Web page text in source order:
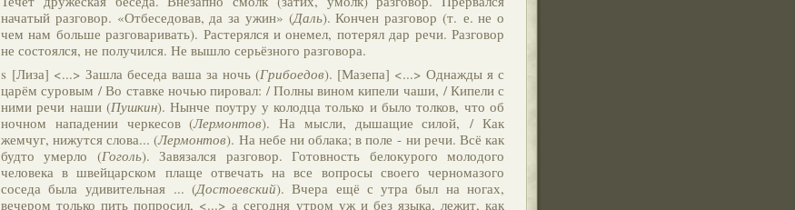
начатый разговор. «Отбеседовав, да за ужин» (Даль). Кончен разговор (т. е. не о
чем нам больше разговаривать). Растерялся и онемел, потерял дар речи. Разговор
не состоялся, не получился. Не вышло серьёзного разговора.
s [Лиза] <...> Зашла беседа ваша за ночь (Грибоедов). [Мазепа] <...> Однажды я с
царём суровым / Во ставке ночью пировал: / Полны вином кипели чаши, / Кипели с
ними речи наши (Пушкин). Нынче поутру у колодца только и было толков, что об
ночном нападении черкесов (Лермонтов). На мысли, дышащие силой, / Как
жемчуг, нижутся слова... (Лермонтов). На небе ни облака; в поле - ни речи. Всё как
будто умерло (Гоголь). Завязался разговор. Готовность белокурого молодого
человека в швейцарском плаще отвечать на все вопросы своего черномазого
соседа была удивительная ... (Достоевский). Вчера ещё с утра был на ногах,
вечером только пить попросил, <...> а сегодня утром уж и без языка, лежит, как